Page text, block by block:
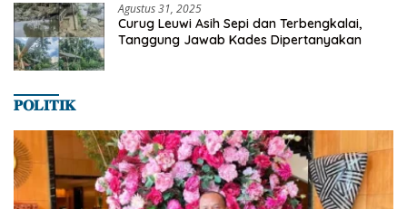
Agustus 31, 2025
Curug Leuwi Asih Sepi dan Terbengkalai,
Tanggung Jawab Kades Dipertanyakan
𝐏𝐎𝐋𝐈𝐓𝐈𝐊